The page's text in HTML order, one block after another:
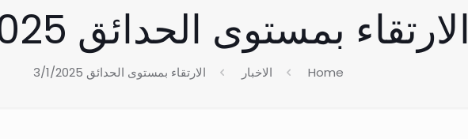
الارتقاء بمستوى الحدائق 3/1/2025
Home الاخبار الارتقاء بمستوى الحدائق 3/1/2025